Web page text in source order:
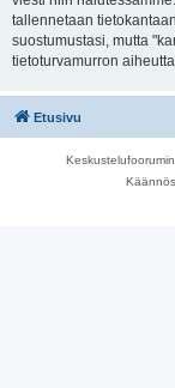
tallennetaan
suostumustasi, mutta
tietoturvamurron
Etusivu